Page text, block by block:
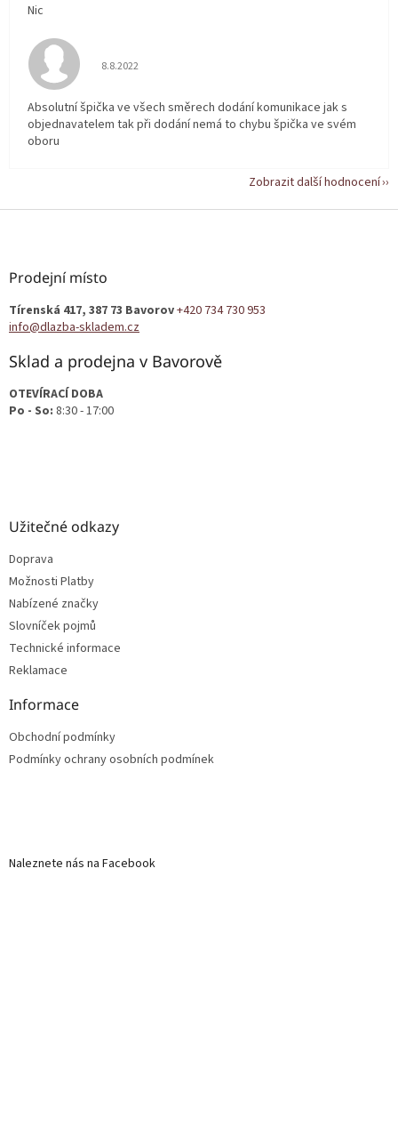
Nic
Hodnocení obchodu je 5 z 5 hvězdiček.
8.8.2022
Absolutní špička ve všech směrech dodání komunikace jak s
objednavatelem tak při dodání nemá to chybu špička ve svém
oboru
Zobrazit další hodnocení
Z
Prodejní místo
Tírenská 417, 387 73 Bavorov+420 734 730 953
info@dlazba-skladem.cz
Sklad a prodejna v Bavorově
OTEVÍRACÍ DOBA
Po - So: 8:30 - 17:00
Užitečné odkazy
Doprava
Možnosti Platby
Nabízené značky
Slovníček pojmů
Technické informace
Reklamace
Informace
Obchodní podmínky
Podmínky ochrany osobních podmínek
Naleznete nás na Facebook